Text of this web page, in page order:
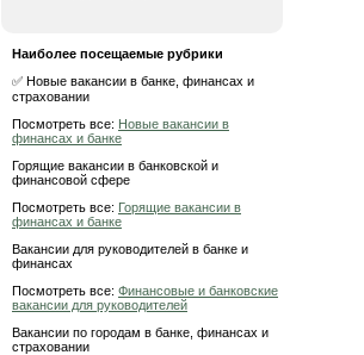
Наиболее посещаемые рубрики
✅ Новые вакансии в банке, финансах и
страховании
Посмотреть все: Новые вакансии в
финансах и банке
Горящие вакансии в банковской и
финансовой сфере
Посмотреть все: Горящие вакансии в
финансах и банке
Вакансии для руководителей в банке и
финансах
Посмотреть все: Финансовые и банковские
вакансии для руководителей
Вакансии по городам в банке, финансах и
страховании